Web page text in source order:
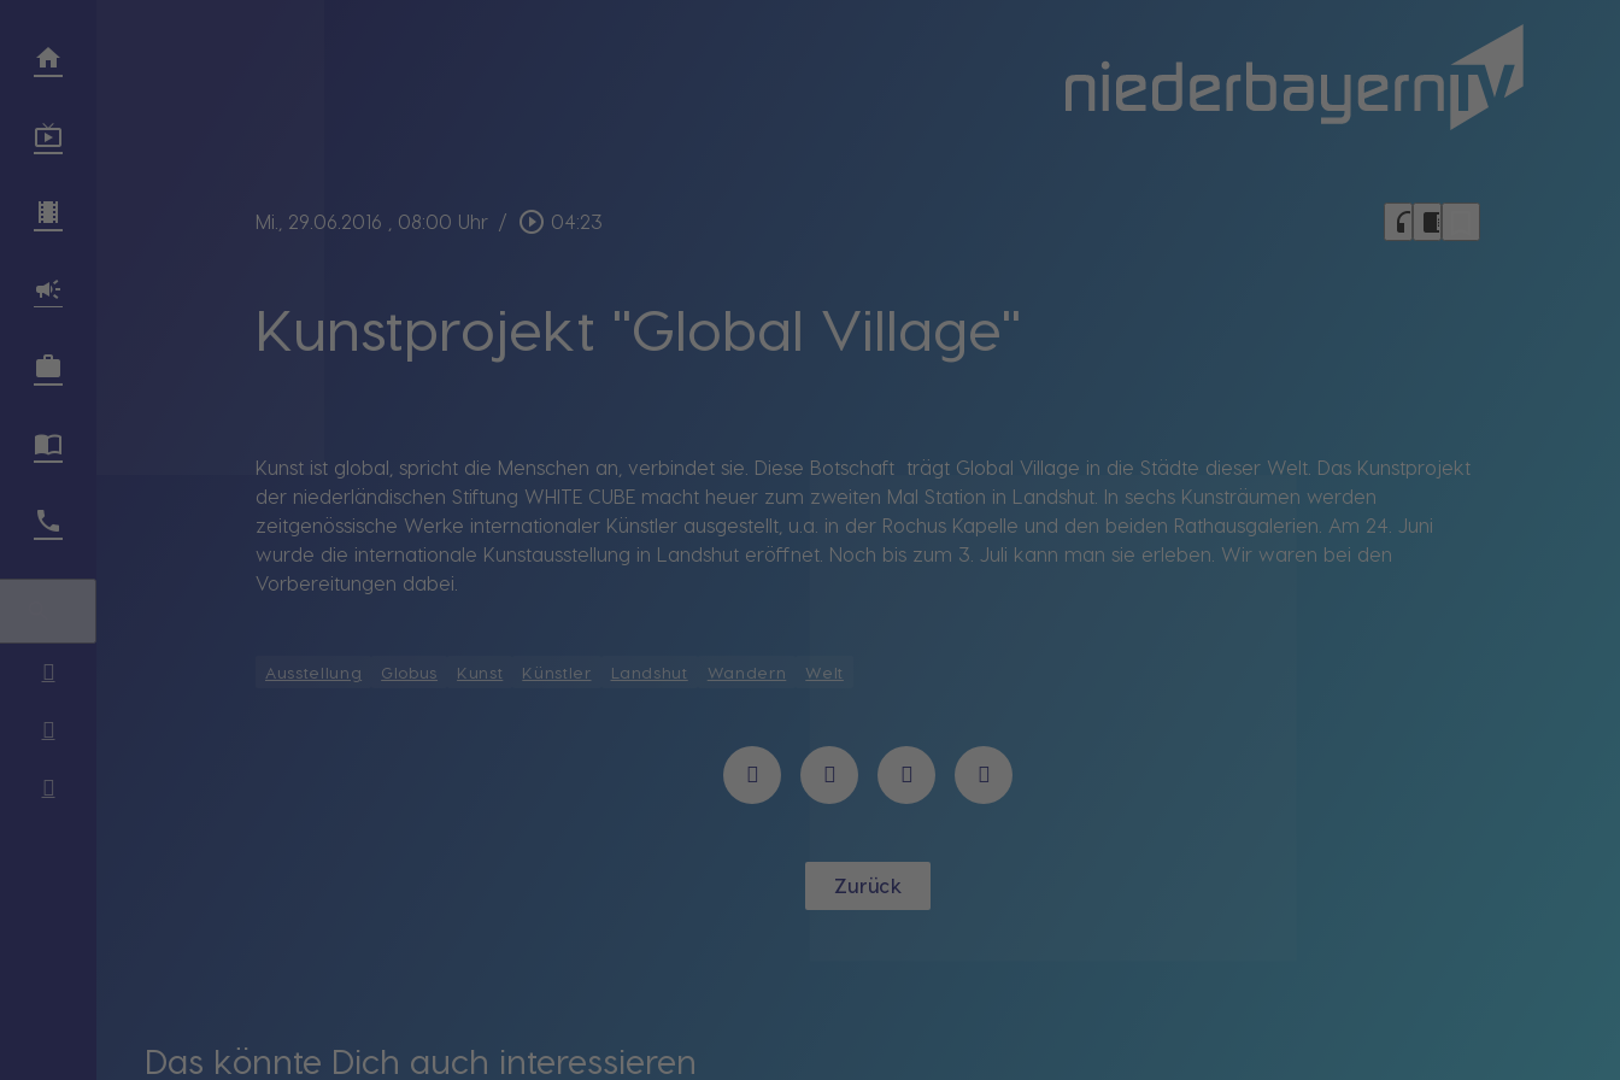
Mi., 29.06.2016 , 08:00 Uhr / play_circle_outline 04:23 headphones chrome_reader_mode
Kunstprojekt "Global Village"
Kunst ist global, spricht die Menschen an, verbindet sie. Diese Botschaft trägt Global Village in die Städte dieser Welt. Das Kunstprojekt
der niederländischen Stiftung WHITE CUBE macht heuer zum zweiten Mal Station in Landshut. In sechs Kunsträumen werden
zeitgenössische Werke internationaler Künstler ausgestellt, u.a. in der Rochus Kapelle und den beiden Rathausgalerien. Am 24. Juni
wurde die internationale Kunstausstellung in Landshut eröffnet. Noch bis zum 3. Juli kann man sie erleben. Wir waren bei den
Vorbereitungen dabei.
Ausstellung Globus Kunst Künstler Landshut Wandern Welt
Zurück
Das könnte Dich auch interessieren